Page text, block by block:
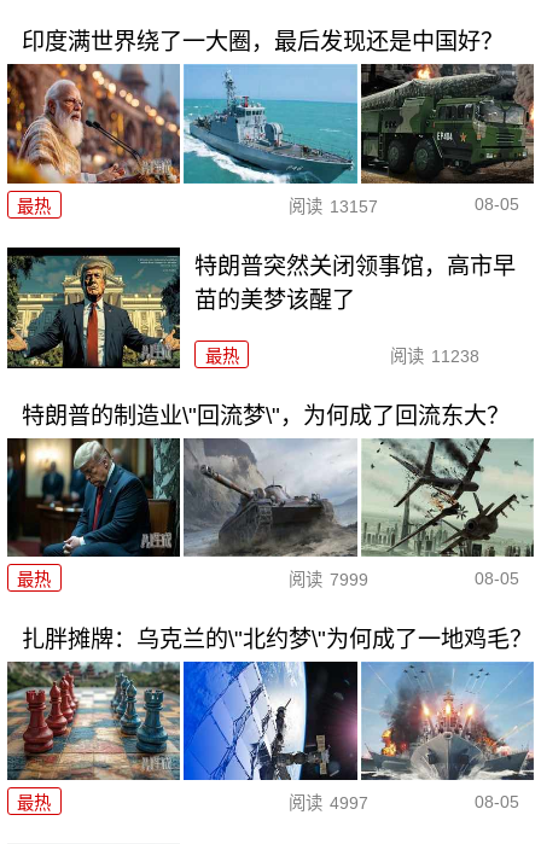
印度满世界绕了一大圈，最后发现还是中国好？
最热 阅读 13157 08-05
特朗普突然关闭领事馆，高市早
苗的美梦该醒了
最热 阅读 11238
特朗普的制造业\"回流梦\"，为何成了回流东大？
最热 阅读 7999 08-05
扎胖摊牌：乌克兰的\"北约梦\"为何成了一地鸡毛？
最热 阅读 4997 08-05